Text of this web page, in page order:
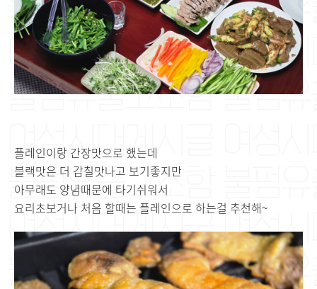
플레인이랑 간장맛으로 했는데
블랙맛은 더 감칠맛나고 보기좋지만
아무래도 양념때문에 타기쉬워서
요리초보거나 처음 할때는 플레인으로 하는걸 추천해~